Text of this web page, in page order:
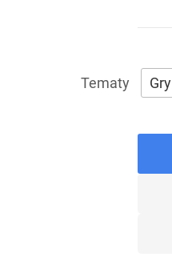
Gry